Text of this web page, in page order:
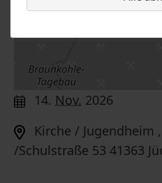
14. Nov. 2026
Kirche / Jugendheim
/Schulstraße 53 41363